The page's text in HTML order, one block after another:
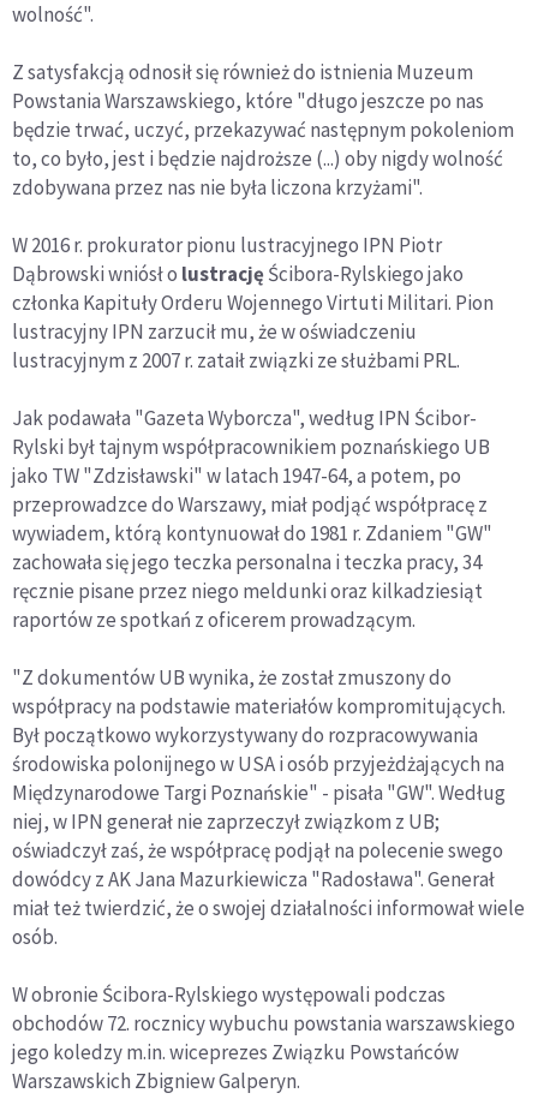
wolność".
Z satysfakcją odnosił się również do istnienia Muzeum
Powstania Warszawskiego, które "długo jeszcze po nas
będzie trwać, uczyć, przekazywać następnym pokoleniom
to, co było, jest i będzie najdroższe (...) oby nigdy wolność
zdobywana przez nas nie była liczona krzyżami".
W 2016 r. prokurator pionu lustracyjnego IPN Piotr
Dąbrowski wniósł o lustracjęŚcibora-Rylskiego jako
członka Kapituły Orderu Wojennego Virtuti Militari. Pion
lustracyjny IPN zarzucił mu, że w oświadczeniu
lustracyjnym z 2007 r. zataił związki ze służbami PRL.
Jak podawała "Gazeta Wyborcza", według IPN Ścibor-
Rylski był tajnym współpracownikiem poznańskiego UB
jako TW "Zdzisławski" w latach 1947-64, a potem, po
przeprowadzce do Warszawy, miał podjąć współpracę z
wywiadem, którą kontynuował do 1981 r. Zdaniem "GW"
zachowała się jego teczka personalna i teczka pracy, 34
ręcznie pisane przez niego meldunki oraz kilkadziesiąt
raportów ze spotkań z oficerem prowadzącym.
"Z dokumentów UB wynika, że został zmuszony do
współpracy na podstawie materiałów kompromitujących.
Był początkowo wykorzystywany do rozpracowywania
środowiska polonijnego w USA i osób przyjeżdżających na
Międzynarodowe Targi Poznańskie" - pisała "GW". Według
niej, w IPN generał nie zaprzeczył związkom z UB;
oświadczył zaś, że współpracę podjął na polecenie swego
dowódcy z AK Jana Mazurkiewicza "Radosława". Generał
miał też twierdzić, że o swojej działalności informował wiele
osób.
W obronie Ścibora-Rylskiego występowali podczas
obchodów 72. rocznicy wybuchu powstania warszawskiego
jego koledzy m.in. wiceprezes Związku Powstańców
Warszawskich Zbigniew Galperyn.